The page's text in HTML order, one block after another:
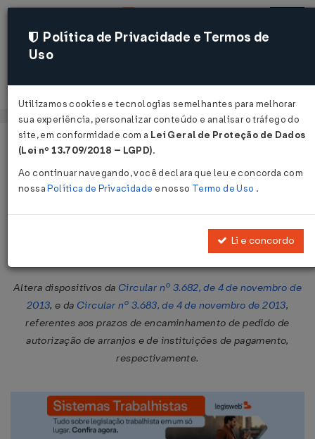
Acessar
Página Inicial Legislações
Circular BACEN/DC Nº 3724 DE
Altera dispositivos da Circular nº 3.682, de 4 de novembro de
2013, e da Circular nº 3.683, de 4 de novembro de 2013,
referentes aos prazos de encaminhamento de pedido de
autorização de arranjos e de instituições de pagamento,
respectivamente.
Política de Privacidade e Termos de
Uso
Utilizamos cookies e tecnologias semelhantes para melhorar
sua experiência, personalizar conteúdo e analisar o tráfego do
site, em conformidade com a Lei Geral de Proteção de Dados
(Lei nº 13.709/2018 – LGPD).
Ao continuar navegando, você declara que leu e concorda com
nossaPolítica de Privacidade e nosso Termo de Uso .
Li e concordo